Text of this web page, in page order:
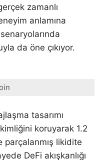
zamanlı
anlamına
da öne çıkıyor.
tasarımı
koruyarak 1.2
parçalanmış likidite
DeFi akışkanlığı